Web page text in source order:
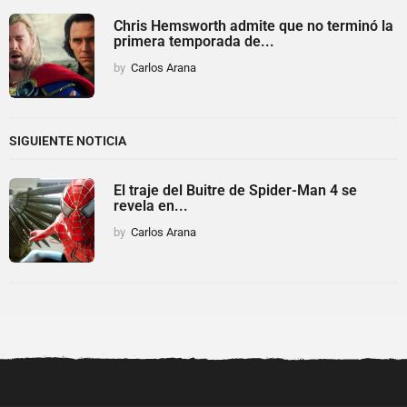
Chris Hemsworth admite que no terminó la
primera temporada de...
by Carlos Arana
SIGUIENTE NOTICIA
El traje del Buitre de Spider-Man 4 se
revela en...
by Carlos Arana